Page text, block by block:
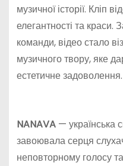
музичної історії. Кліп
елегантності та краси.
команди, відео стало
музичного твору, яке
естетичне задоволення.
NANAVA— українська
завоювала серця
неповторному голосу